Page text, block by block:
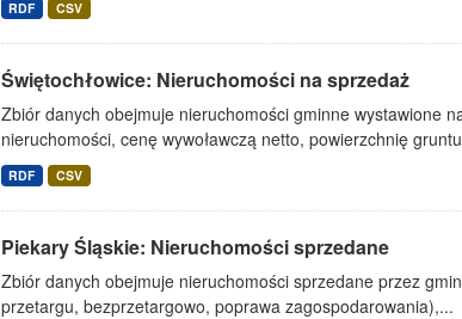
RDF CSV
Świętochłowice: Nieruchomości na sprzedaż
Zbiór danych obejmuje nieruchomości gminne wystawione
nieruchomości, cenę wywoławczą netto, powierzchnię
RDF CSV
Piekary Śląskie: Nieruchomości sprzedane
Zbiór danych obejmuje nieruchomości sprzedane przez
przetargu, bezprzetargowo, poprawa zagospodarowania),...